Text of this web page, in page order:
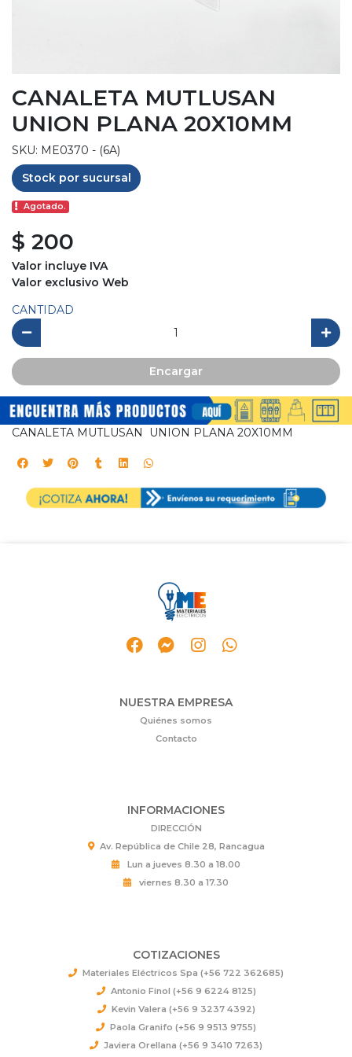
CANALETA MUTLUSAN
UNION PLANA 20X10MM
SKU: ME0370 - (6A)
Stock por sucursal
Agotado.
$ 200
Valor incluye IVA
Valor exclusivo Web
CANTIDAD
Encargar
CANALETA MUTLUSAN UNION PLANA 20X10MM
NUESTRA EMPRESA
Quiénes somos
Contacto
INFORMACIONES
DIRECCIÓN
Av. República de Chile 28, Rancagua
Lun a jueves 8.30 a 18.00
viernes 8.30 a 17.30
COTIZACIONES
Materiales Eléctricos Spa (+56 722 362685)
Antonio Finol (+56 9 6224 8125)
Kevin Valera (+56 9 3237 4392)
Paola Granifo (+56 9 9513 9755)
Javiera Orellana (+56 9 3410 7263)